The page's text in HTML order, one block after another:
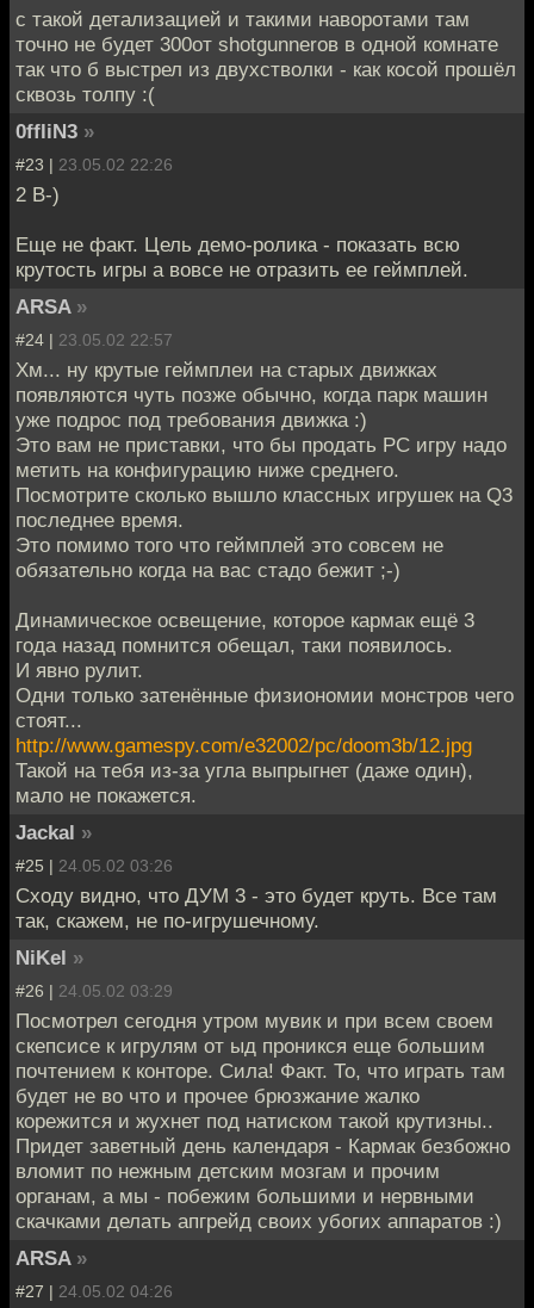
с такой детализацией и такими наворотами там
точно не будет 300от shotgunnerов в одной комнате
так что б выстрел из двухстволки - как косой прошёл
сквозь толпу :(
0ffliN3 »
#23 | 23.05.02 22:26
2 B-)
Еще не факт. Цель демо-ролика - показать всю
крутость игры а вовсе не отразить ее геймплей.
ARSA »
#24 | 23.05.02 22:57
Хм... ну крутые геймплеи на старых движках
появляются чуть позже обычно, когда парк машин
уже подрос под требования движка :)
Это вам не приставки, что бы продать PC игру надо
метить на конфигурацию ниже среднего.
Посмотрите сколько вышло классных игрушек на Q3
последнее время.
Это помимо того что геймплей это совсем не
обязательно когда на вас стадо бежит ;-)
Динамическое освещение, которое кармак ещё 3
года назад помнится обещал, таки появилось.
И явно рулит.
Одни только затенённые физиономии монстров чего
стоят...
http://www.gamespy.com/e32002/pc/doom3b/12.jpg
Такой на тебя из-за угла выпрыгнет (даже один),
мало не покажется.
Jackal »
#25 | 24.05.02 03:26
Сходу видно, что ДУМ 3 - это будет круть. Все там
так, скажем, не по-игрушечному.
NiKel »
#26 | 24.05.02 03:29
Посмотрел сегодня утром мувик и при всем своем
скепсисе к игрулям от ыд проникся еще большим
почтением к конторе. Сила! Факт. То, что играть там
будет не во что и прочее брюзжание жалко
корежится и жухнет под натиском такой крутизны..
Придет заветный день календаря - Кармак безбожно
вломит по нежным детским мозгам и прочим
органам, а мы - побежим большими и нервными
скачками делать апгрейд своих убогих аппаратов :)
ARSA »
#27 | 24.05.02 04:26